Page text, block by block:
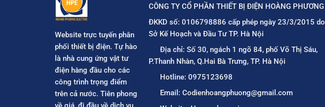
Website trực tuyến phân
phối thiết bị điện. Tự hào
là nhà cung ứng vật tư
điện hàng đầu cho các
công trình trọng điểm
trên cả nước. Tiên phong
CÔNG TY CỔ PHẦN THIẾT BỊ ĐIỆN HOÀNG PHƯƠNG
ĐKKD số: 0106798886 cấp phép ngày 23/3/2015 do
Sở Kế Hoạch và Đầu Tư TP. Hà Nội
Địa chỉ: Số 30, ngách 1 ngõ 84, phố Võ Thị Sáu,
P.Thanh Nhàn, Q.Hai Bà Trưng, TP. Hà Nội
Hotline: 0975123698
Email: Codienhoangphuong@gmail.com